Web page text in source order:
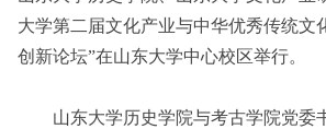
大学第二届文化产业与中华优秀传统文
创新论坛”在山东大学中心校区举行。
山东大学历史学院与考古学院党委